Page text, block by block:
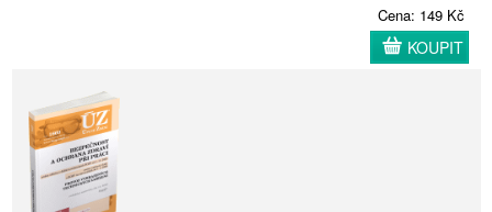
Cena: 149 Kč
KOUPIT